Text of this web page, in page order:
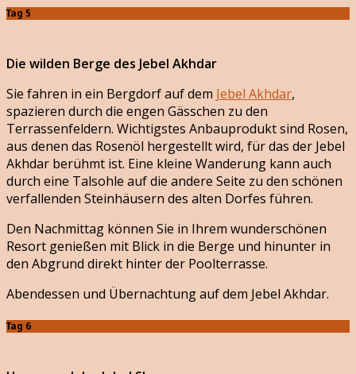
Tag 5
Die wilden Berge des Jebel Akhdar
Sie fahren in ein Bergdorf auf dem Jebel Akhdar,
spazieren durch die engen Gässchen zu den
Terrassenfeldern. Wichtigstes Anbauprodukt sind Rosen,
aus denen das Rosenöl hergestellt wird, für das der Jebel
Akhdar berühmt ist. Eine kleine Wanderung kann auch
durch eine Talsohle auf die andere Seite zu den schönen
verfallenden Steinhäusern des alten Dorfes führen.
Den Nachmittag können Sie in Ihrem wunderschönen
Resort genießen mit Blick in die Berge und hinunter in
den Abgrund direkt hinter der Poolterrasse.
Abendessen und Übernachtung auf dem Jebel Akhdar.
Tag 6